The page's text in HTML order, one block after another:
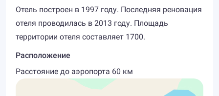
Отель построен в 1997 году. Последняя реновация
отеля проводилась в 2013 году. Площадь
территории отеля составляет 1700.
Расположение
Расстояние до аэропорта 60 км